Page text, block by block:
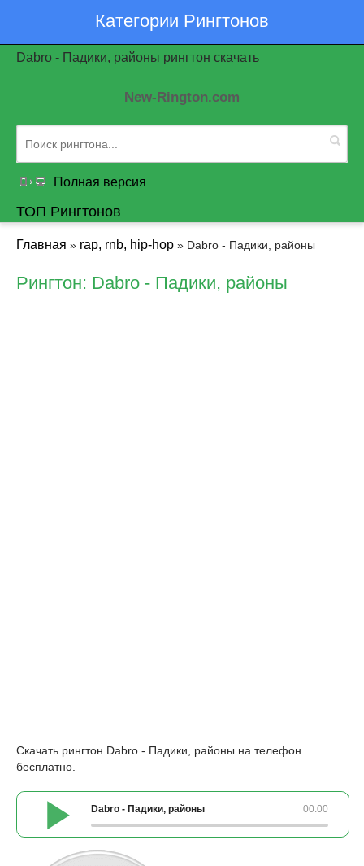
Категории Рингтонов
Dabro - Падики, районы рингтон скачать
New-Rington.com
Полная версия
ТОП Рингтонов
Главная » rap, rnb, hip-hop » Dabro - Падики, районы
Рингтон: Dabro - Падики, районы
Скачать рингтон Dabro - Падики, районы на телефон
бесплатно.
00:00
Dabro - Падики, районы